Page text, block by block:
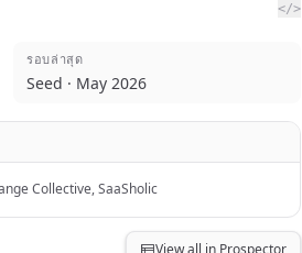
</>
รอบล่าสุด
Seed · May 2026
Collective, SaaSholic
View all in Prospector